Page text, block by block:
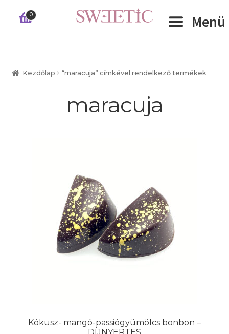
Ugrás
Kilépés
0 Menü
Kezdőlap “maracuja” címkével rendelkező termékek
maracuja
Kókusz- mangó-passiógyümölcs bonbon –